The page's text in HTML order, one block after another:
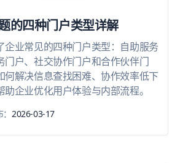
的四种门户类型详解
企业常见的四种门户类型：自助服务
门户、社交协作门户和合作伙伴门
何解决信息查找困难、协作效率低下
企业优化用户体验与内部流程。
2026-03-17